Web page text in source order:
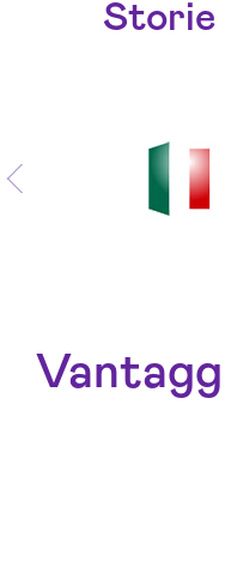
Storie